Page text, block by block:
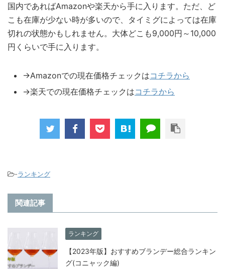
国内であればAmazonや楽天から手に入ります。ただ、ど
こも在庫が少ない時が多いので、タイミグによっては在庫
切れの状態かもしれません。大体どこも9,000円～10,000
円くらいで手に入ります。
→Amazonでの現在価格チェックはコチラから
→楽天での現在価格チェックはコチラから
-ランキング
関連記事
ランキング
【2023年版】おすすめブランデー総合ランキン
グ(コニャック編)